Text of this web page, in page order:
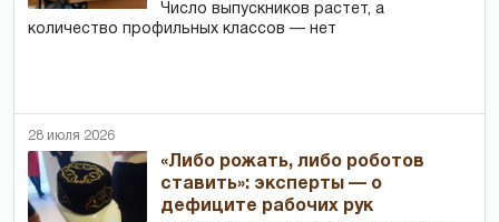
Число выпускников растет, а
количество профильных классов — нет
28 июля 2026
«Либо рожать, либо роботов
ставить»: эксперты — о
дефиците рабочих рук